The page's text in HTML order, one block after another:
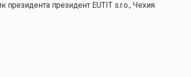
президент EUTIT s.r.o., Чехия.